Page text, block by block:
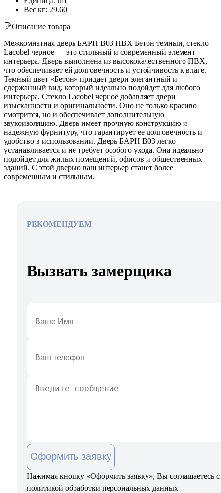
Вес кг: 29.60
Описание товара
Межкомнатная дверь БАРН B03 ПВХ Бетон темный, стекло
Lacobel черное — это стильный и современный элемент
интерьера. Дверь выполнена из высококачественного ПВХ,
что обеспечивает ей долговечность и устойчивость к влаге.
Темный цвет «Бетон» придает двери элегантный и
сдержанный вид, который идеально подойдет для любого
интерьера. Стекло Lacobel черное добавляет двери
изысканности и оригинальности. Оно не только красиво
смотрится, но и обеспечивает дополнительную
звукоизоляцию. Дверь имеет прочную конструкцию и
надежную фурнитуру, что гарантирует ее долговечность и
удобство в использовании. Дверь БАРН B03 легко
устанавливается и не требует особого ухода. Она идеально
подойдет для жилых помещений, офисов и общественных
зданий. С этой дверью ваш интерьер станет более
современным и стильным.
РЕКОМЕНДУЕМ
Вызвать замерщика
Оформить заявку
Нажимая кнопку «Оформить заявку», Вы соглашаетесь с
политикой обработки персональных данных